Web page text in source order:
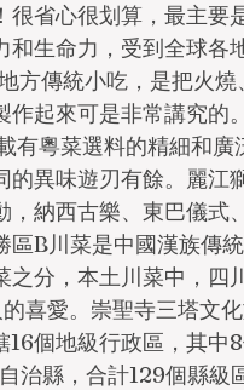
很省心很划算，最主
和生命力，受到全球各
方傳統小吃，是把火
作起來可是非常講究
有粵菜選料的精細和
的異味遊刃有餘。麗
納西古樂、東巴儀式
區B川菜是中國漢族傳
分，本土川菜中，四
喜愛。崇聖寺三塔文
個地級行政區，其中
治縣，合計129個縣級